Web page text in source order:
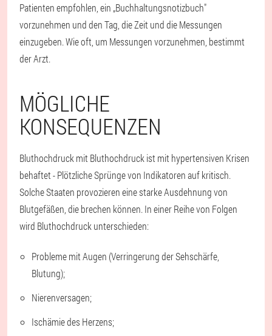
Patienten empfohlen, ein „Buchhaltungsnotizbuch"
vorzunehmen und den Tag, die Zeit und die Messungen
einzugeben. Wie oft, um Messungen vorzunehmen, bestimmt
der Arzt.
MÖGLICHE
KONSEQUENZEN
Bluthochdruck mit Bluthochdruck ist mit hypertensiven Krisen
behaftet - Plötzliche Sprünge von Indikatoren auf kritisch.
Solche Staaten provozieren eine starke Ausdehnung von
Blutgefäßen, die brechen können. In einer Reihe von Folgen
wird Bluthochdruck unterschieden:
Probleme mit Augen (Verringerung der Sehschärfe,
Blutung);
Nierenversagen;
Ischämie des Herzens;